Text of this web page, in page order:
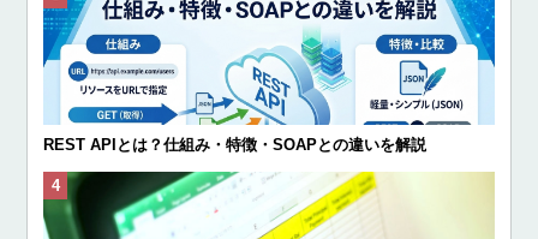
REST APIとは？仕組み・特徴・SOAPとの違いを解説